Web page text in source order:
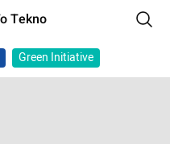
Tekno
Green Initiative